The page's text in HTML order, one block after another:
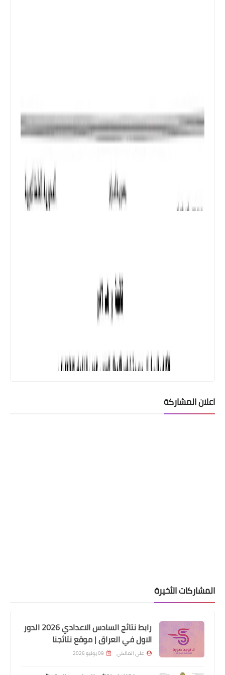
مركز تحميل النتائج
نتائج الثالث متوسط الدور الثاني 2022
جميع المحافظات
اعلان المشاركة
المشاركات الأخيرة
رابط نتائج السادس الاعدادي 2026 الدور
الاول في العراق | موقع نتائجنا
علي المالكي 09 يوليو 2026